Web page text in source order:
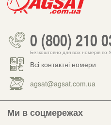
0 (800) 210
Безкоштовно для всіх номерів по
Всі контактні номери
agsat@agsat.com.ua
Ми в соцмережах